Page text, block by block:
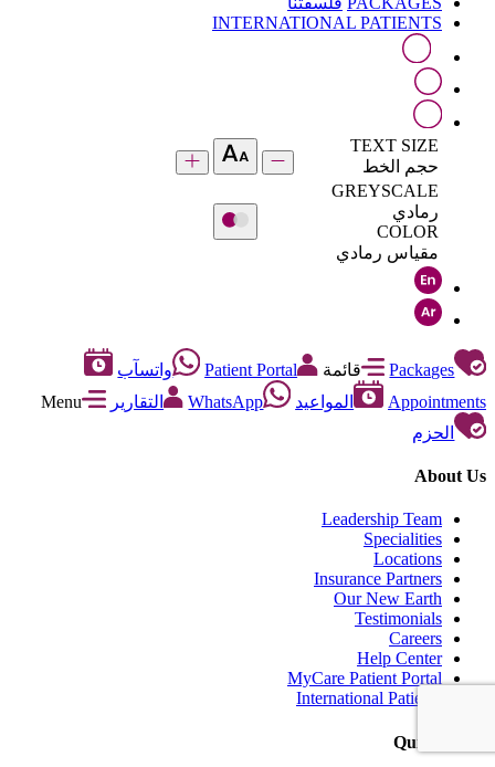
INTERNATIONAL PATIENTS
TEXT SIZE
حجم الخط
GREYSCALE
رمادي
COLOR
مقياس رمادي
Packages قائمة Patient Portal
واتسآب
Appointments
المواعيد WhatsApp التقارير
Menu
الحزم
About Us
Leadership Team
Specialities
Locations
Insurance Partners
Our New Earth
Testimonials
Careers
Help Center
MyCare Patient Portal
International Patients
Quick Links